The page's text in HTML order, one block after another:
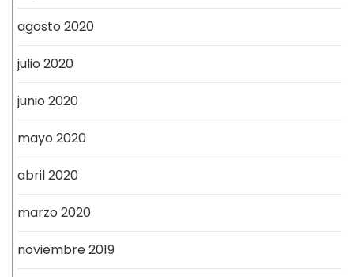
agosto 2020
julio 2020
junio 2020
mayo 2020
abril 2020
marzo 2020
noviembre 2019